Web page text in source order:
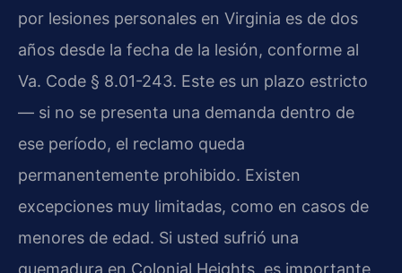
por lesiones personales en Virginia es de dos
años desde la fecha de la lesión, conforme al
Va. Code § 8.01-243. Este es un plazo estricto
— si no se presenta una demanda dentro de
ese período, el reclamo queda
permanentemente prohibido. Existen
excepciones muy limitadas, como en casos de
menores de edad. Si usted sufrió una
quemadura en Colonial Heights, es importante